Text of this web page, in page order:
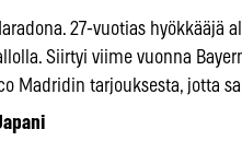
27-vuotias hyökkääjä
Siirtyi viime vuonna
Madridin tarjouksesta, jotta